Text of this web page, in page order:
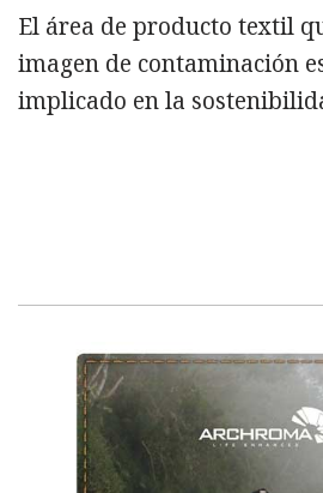
El área de producto textil
imagen de contaminación
implicado en la